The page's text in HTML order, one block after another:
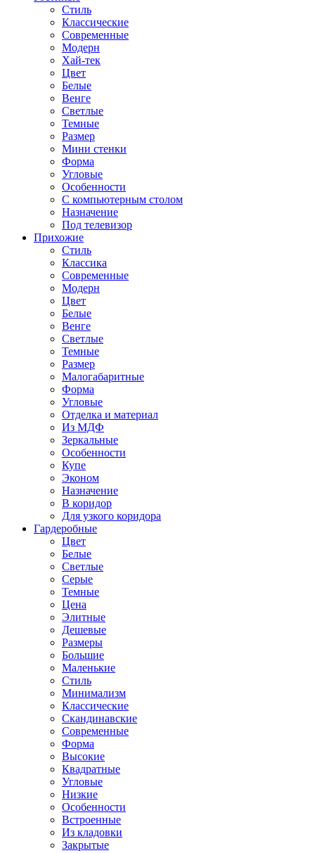
Стиль
Классические
Современные
Модерн
Хай-тек
Цвет
Белые
Венге
Светлые
Темные
Размер
Мини стенки
Форма
Угловые
Особенности
С компьютерным столом
Назначение
Под телевизор
Прихожие
Стиль
Классика
Современные
Модерн
Цвет
Белые
Венге
Светлые
Темные
Размер
Малогабаритные
Форма
Угловые
Отделка и материал
Из МДФ
Зеркальные
Особенности
Купе
Эконом
Назначение
В коридор
Для узкого коридора
Гардеробные
Цвет
Белые
Светлые
Серые
Темные
Цена
Элитные
Дешевые
Размеры
Большие
Маленькие
Стиль
Минимализм
Классические
Скандинавские
Современные
Форма
Высокие
Квадратные
Угловые
Низкие
Особенности
Встроенные
Из кладовки
Закрытые